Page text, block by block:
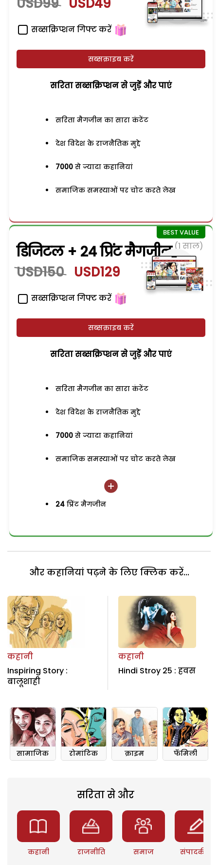
सब्सक्रिप्शन गिफ्ट करें
सब्सक्राइब करें
सरिता सब्सक्रिप्शन से जुड़ेें और पाएं
सरिता मैगजीन का सारा कंटेंट
देश विदेश के राजनैतिक मुद्दे
7000 से ज्यादा कहानियां
समाजिक समस्याओं पर चोट करते लेख
डिजिटल + 24 प्रिंट मैगजीन (1 साल)
USD150 USD129
सब्सक्रिप्शन गिफ्ट करें
सब्सक्राइब करें
सरिता सब्सक्रिप्शन से जुड़ेें और पाएं
सरिता मैगजीन का सारा कंटेंट
देश विदेश के राजनैतिक मुद्दे
7000 से ज्यादा कहानियां
समाजिक समस्याओं पर चोट करते लेख
24 प्रिंट मैगजीन
और कहानियां पढ़ने के लिए क्लिक करें...
कहानी
Inspiring Story :
बालूशाही
कहानी
Hindi Stroy 25 : हवस
सामाजिक रोमांटिक क्राइम फॅमिली
सरिता से और
कहानी राजनीति समाज संपादकीय